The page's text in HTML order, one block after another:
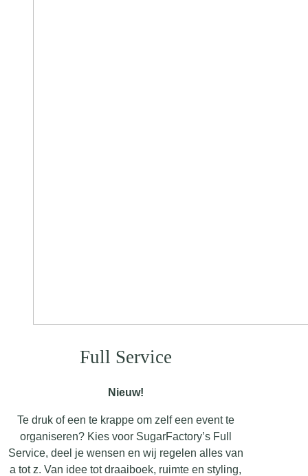
Full Service
Nieuw!
Te druk of een te krappe om zelf een event te
organiseren? Kies voor SugarFactory’s Full
Service, deel je wensen en wij regelen alles van
a tot z. Van idee tot draaiboek, ruimte en styling,